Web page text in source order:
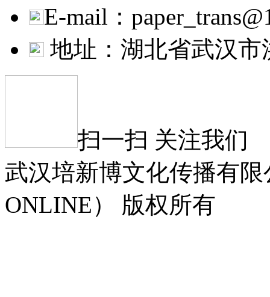
E-mail：
地址：湖北省武汉
扫一扫 关注我们
武汉培新博文化传播有限
ONLINE） 版权所有